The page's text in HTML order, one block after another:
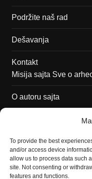
To provide the best
and/or access device
allow us to process data such
site. Not consenting or
features and functions.
Podržite naš rad
Dešavanja
Kontakt
Misija sajta Sve o
O autoru sajta
Saradnja